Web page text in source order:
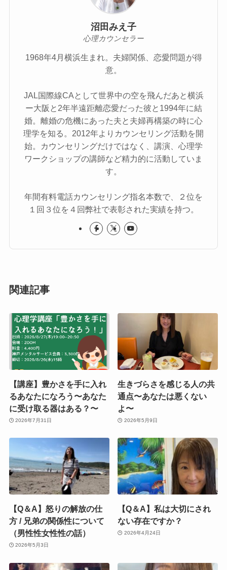
沼田みえ子
心理カウンセラー
1968年4月横浜生まれ。夫婦関係、恋愛問題が得
意。
JAL国際線CAとして世界中の空を飛んだあと横浜
ー大阪と2年半遠距離恋愛だった彼と1994年に結
婚。離婚の危機にあった夫と夫婦再構築の時に心
理学を知る。2012年よりカウンセリング活動を開
始。カウンセリングだけではなく、講演、心理学
ワークショップの講師など精力的に活動していま
す。
年間有料電話カウンセリング指名本数で、２位を
１回３位を４回弊社で表彰された実績を持つ。
関連記事
【講座】豊かさを手に入れ
るあなたになろう〜あなた
に受け取る器はある？〜
2026年7月31日
生きづらさを感じる人の共
通点〜あなたは悪くない
よ〜
2026年5月9日
【Q＆A】怒りの解放の仕
方 / 兄弟の関係性について
（男性性女性性の話）
2026年5月3日
【Q＆A】私は大切にされ
ない存在ですか？
2026年4月24日